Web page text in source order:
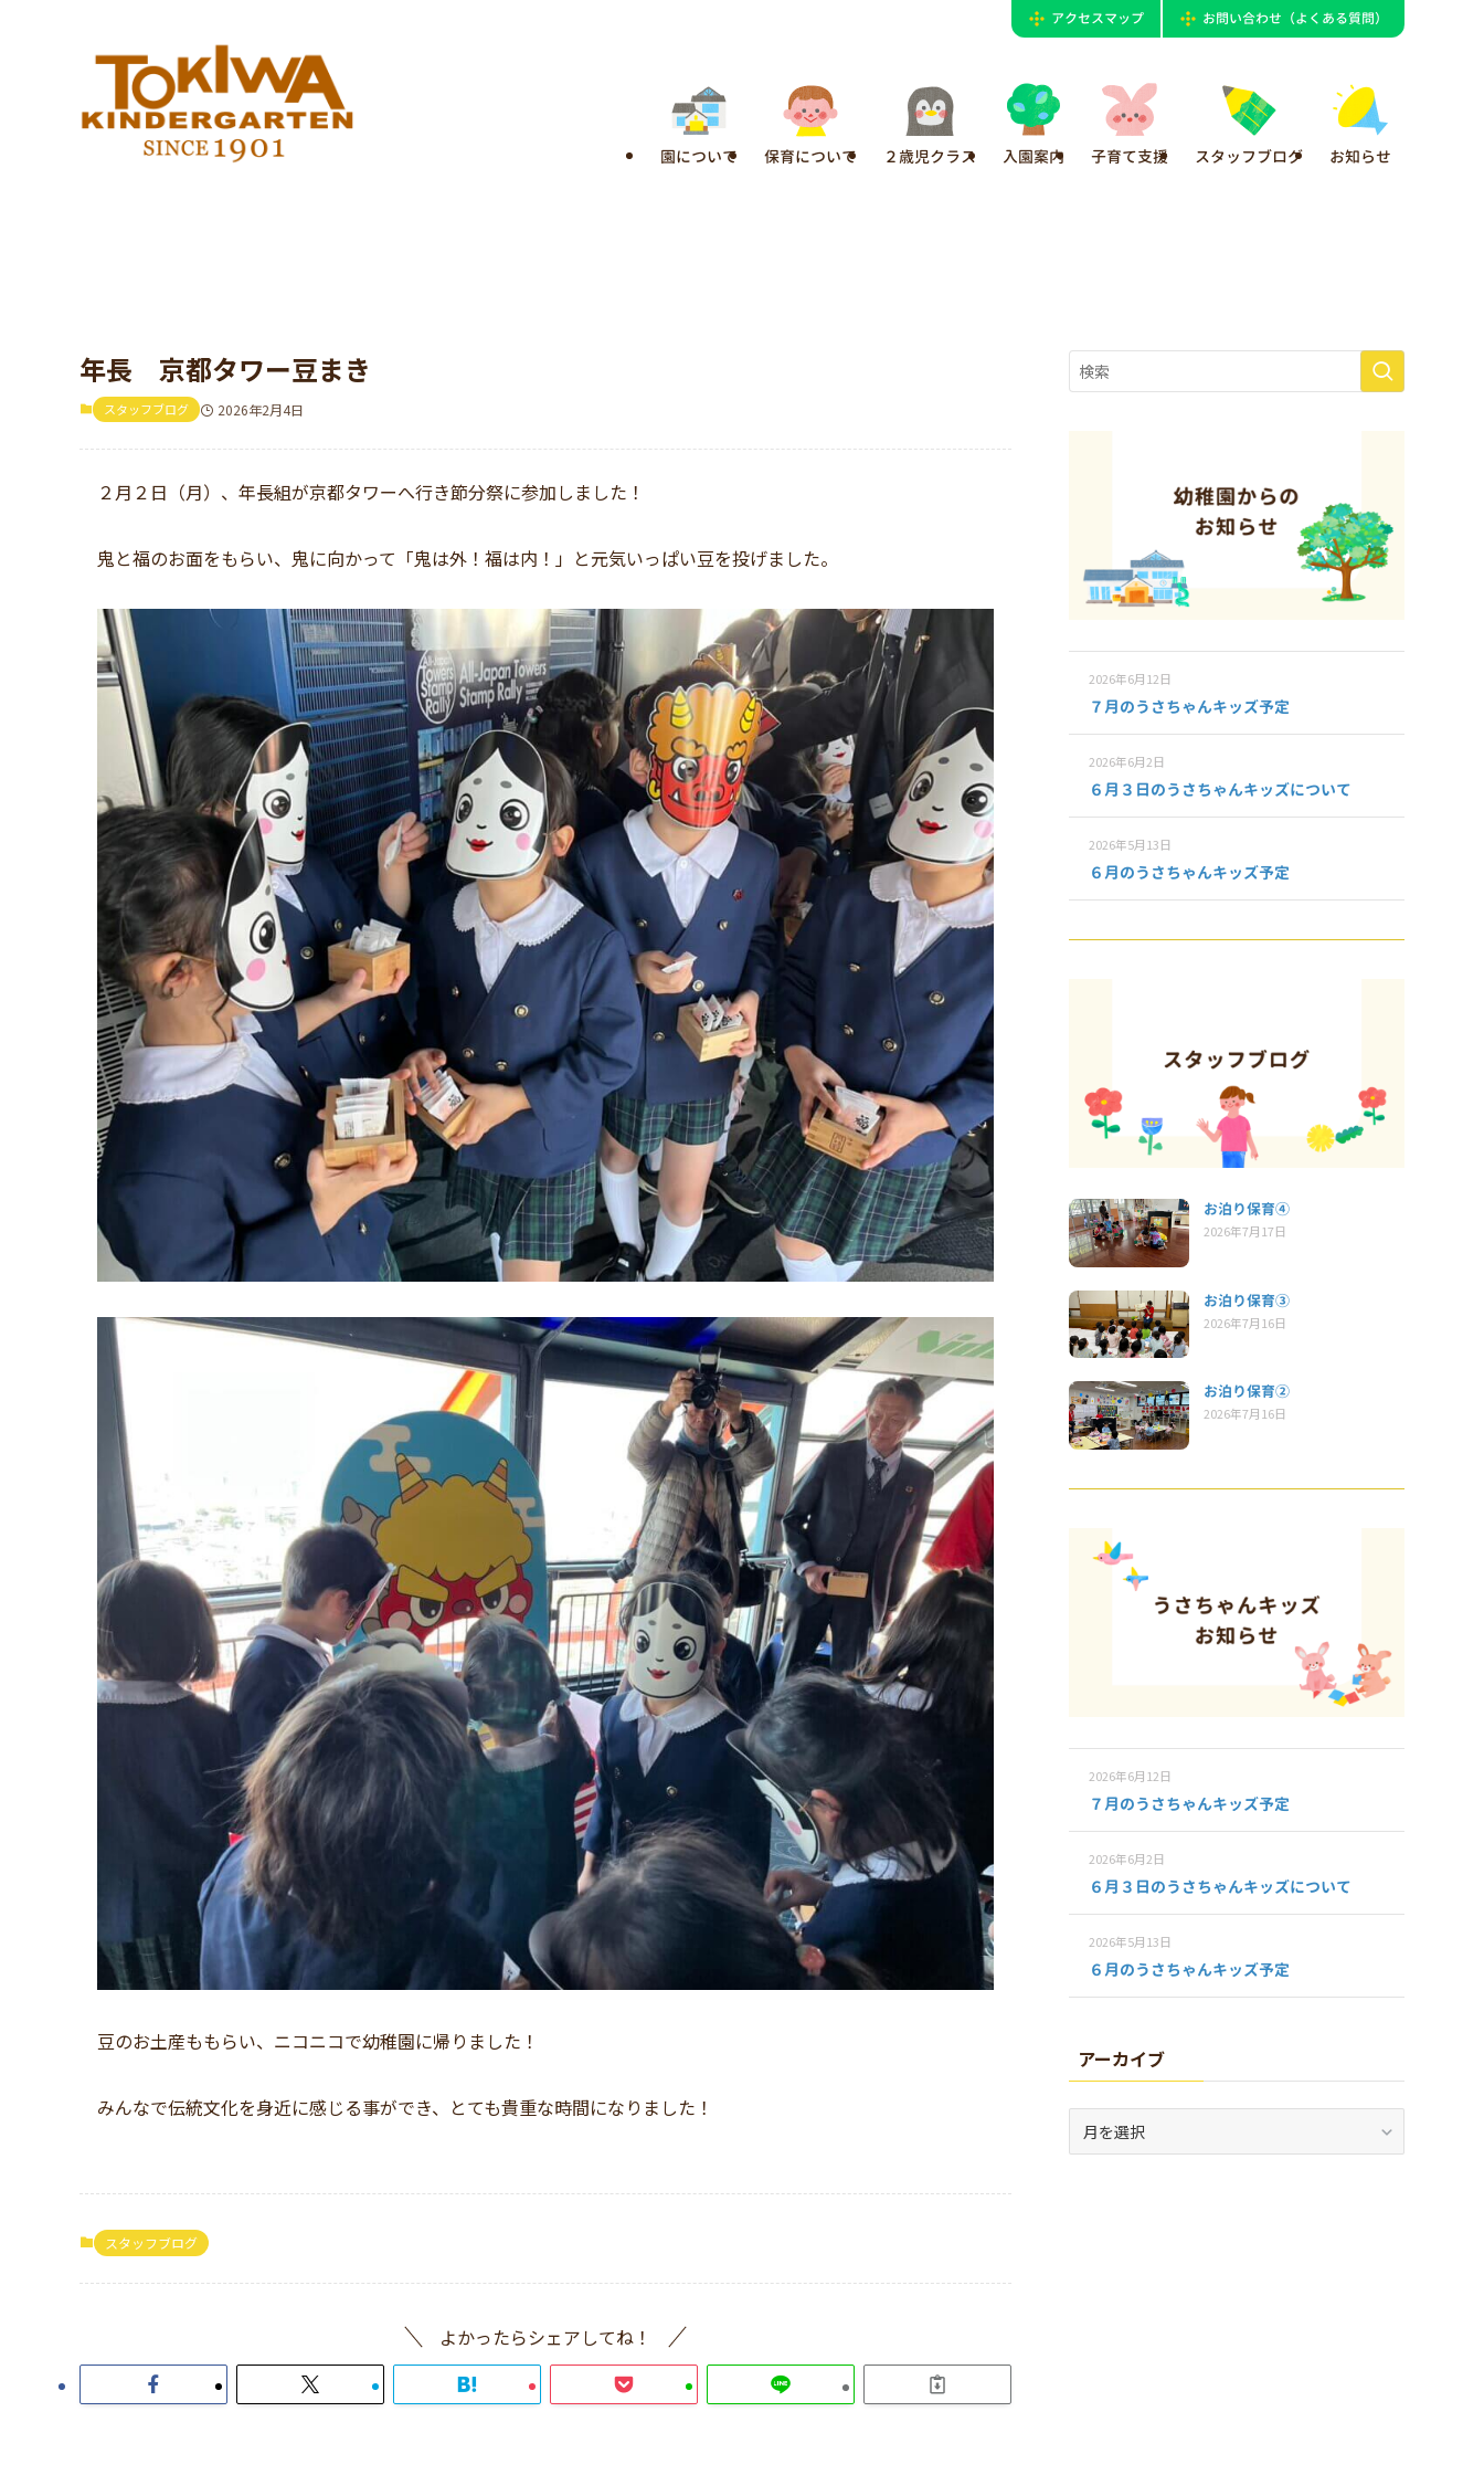
園について 保育について ２歳児クラス 入園案内 子育て支援 スタッフブログ お知らせ
アクセスマップ お問い合わせ（よくある質問）
年長 京都タワー豆まき
スタッフブログ 2026年2月4日
２月２日（月）、年長組が京都タワーへ行き節分祭に参加しました！
鬼と福のお面をもらい、鬼に向かって「鬼は外！福は内！」と元気いっぱい豆を投げました。
豆のお土産ももらい、ニコニコで幼稚園に帰りました！
みんなで伝統文化を身近に感じる事ができ、とても貴重な時間になりました！
スタッフブログ
よかったらシェアしてね！
2026年6月12日
７月のうさちゃんキッズ予定
2026年6月2日
６月３日のうさちゃんキッズについて
2026年5月13日
６月のうさちゃんキッズ予定
お泊り保育④
2026年7月17日
お泊り保育③
2026年7月16日
お泊り保育②
2026年7月16日
2026年6月12日
７月のうさちゃんキッズ予定
2026年6月2日
６月３日のうさちゃんキッズについて
2026年5月13日
６月のうさちゃんキッズ予定
アーカイブ